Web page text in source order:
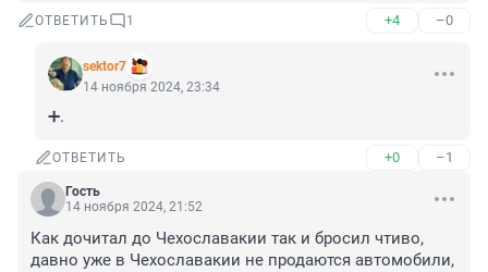
ОТВЕТИТЬ 1 +4 –0
sektor7
14 ноября 2024, 23:34
➕.
ОТВЕТИТЬ +0 –1
Гость
14 ноября 2024, 21:52
Как дочитал до Чехославакии так и бросил чтиво,
давно уже в Чехославакии не продаются автомобили,